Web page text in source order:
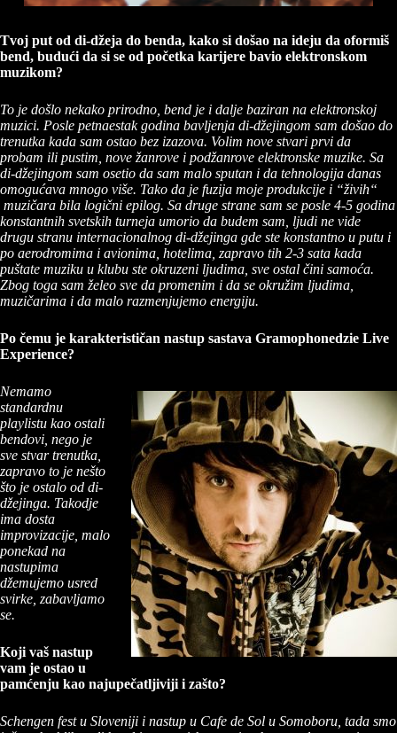
Tvoj put od di-džeja do benda, kako si došao na ideju da oformiš
bend, budući da si se od početka karijere bavio elektronskom
muzikom?
To je došlo nekako prirodno, bend je i dalje baziran na elektronskoj
muzici. Posle petnaestak godina bavljenja di-džejingom sam došao do
trenutka kada sam ostao bez izazova. Volim nove stvari prvi da
probam ili pustim, nove žanrove i podžanrove elektronske muzike. Sa
di-džejingom sam osetio da sam malo sputan i da tehnologija danas
omogućava mnogo više. Tako da je fuzija moje produkcije i “živih“
muzičara bila logični epilog. Sa druge strane sam se posle 4-5 godina
konstantnih svetskih turneja umorio da budem sam, ljudi ne vide
drugu stranu internacionalnog di-džejinga gde ste konstantno u putu i
po aerodromima i avionima, hotelima, zapravo tih 2-3 sata kada
puštate muziku u klubu ste okruzeni ljudima, sve ostal čini samoća.
Zbog toga sam želeo sve da promenim i da se okružim ljudima,
muzičarima i da malo razmenjujemo energiju.
Po čemu je karakterističan nastup sastava Gramophonedzie Live
Experience?
Nemamo
standardnu
playlistu kao ostali
bendovi, nego je
sve stvar trenutka,
zapravo to je nešto
što je ostalo od di-
džejinga. Takodje
ima dosta
improvizacije, malo
ponekad na
nastupima
džemujemo usred
svirke, zabavljamo
se.
Koji vaš nastup
vam je ostao u
pamćenju kao najupečatljiviji i zašto?
Schengen fest u Sloveniji i nastup u Cafe de Sol u Somoboru, tada smo